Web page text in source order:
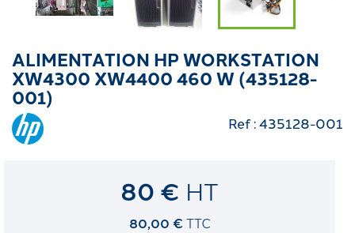
ALIMENTATION HP WORKSTATION
XW4300 XW4400 460 W (435128-
001)
Ref : 435128-001
80 € HT
80,00 € TTC